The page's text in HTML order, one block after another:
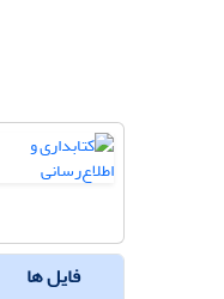
فایل ها